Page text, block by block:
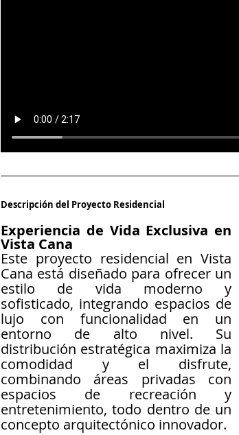
Descripción del Proyecto Residencial
Experiencia de Vida Exclusiva en
Vista Cana
Este proyecto residencial en Vista
Cana está diseñado para ofrecer un
estilo de vida moderno y
sofisticado, integrando espacios de
lujo con funcionalidad en un
entorno de alto nivel. Su
distribución estratégica maximiza la
comodidad y el disfrute,
combinando áreas privadas con
espacios de recreación y
entretenimiento, todo dentro de un
concepto arquitectónico innovador.